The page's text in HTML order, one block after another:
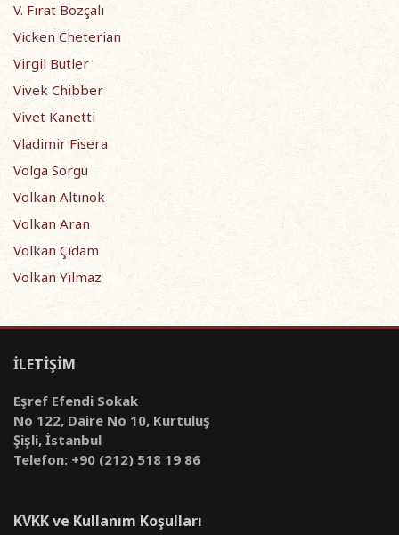
V. Fırat Bozçalı
Vicken Cheterian
Virgil Butler
Vivek Chibber
Vivet Kanetti
Vladimir Fisera
Volga Sorgu
Volkan Altınok
Volkan Aran
Volkan Çıdam
Volkan Yılmaz
İLETİŞİM
Eşref Efendi Sokak
No 122, Daire No 10, Kurtuluş
Şişli, İstanbul
Telefon: +90 (212) 518 19 86
KVKK ve Kullanım Koşulları